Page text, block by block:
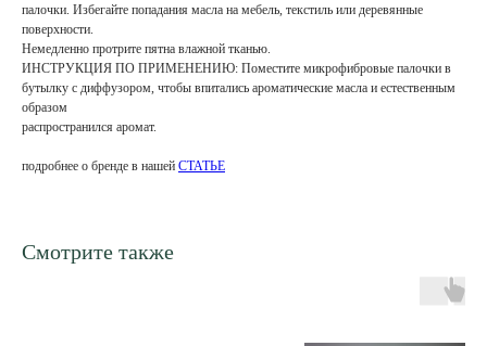
палочки. Избегайте попадания масла на мебель, текстиль или деревянные
поверхности.
Немедленно протрите пятна влажной тканью.
ИНСТРУКЦИЯ ПО ПРИМЕНЕНИЮ: Поместите микрофибровые палочки в
бутылку с диффузором, чтобы впитались ароматические масла и естественным
образом
распространился аромат.
подробнее о бренде в нашей СТАТЬЕ
Смотрите также